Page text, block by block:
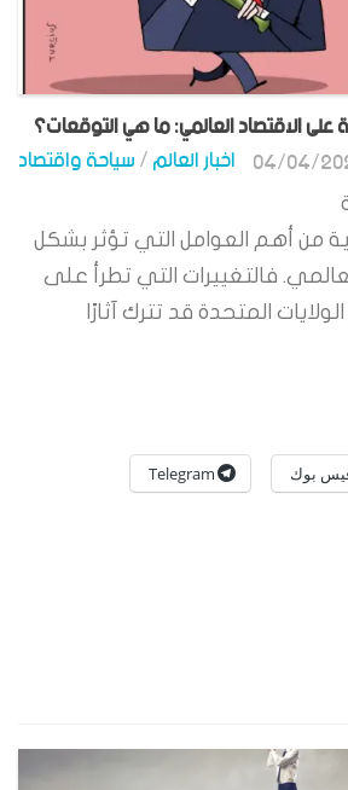
على الاقتصاد العالمي: ما هي التوقعات؟
اخبار العالم/سياحة واقتصاد 04/04/
من أهم العوامل التي تؤثر بشكل
فالتغييرات التي تطرأ على
المتحدة قد تترك آثارًا
بوك Telegram